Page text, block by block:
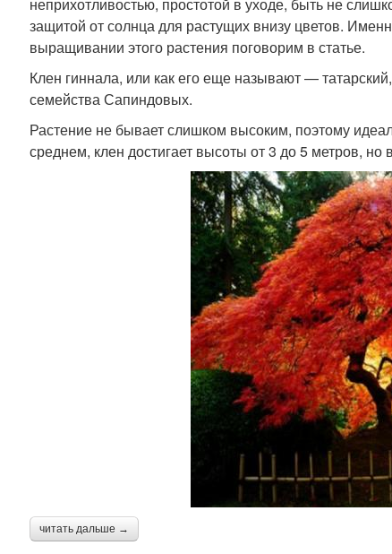
защитой от солнца для растущих внизу цветов.
выращивании этого растения поговорим в статье.
Клен гиннала, или как его еще называют —
семейства Сапиндовых.
Растение не бывает слишком высоким, поэтому
среднем, клен достигает высоты от 3 до 5 метров,
читать дальше →